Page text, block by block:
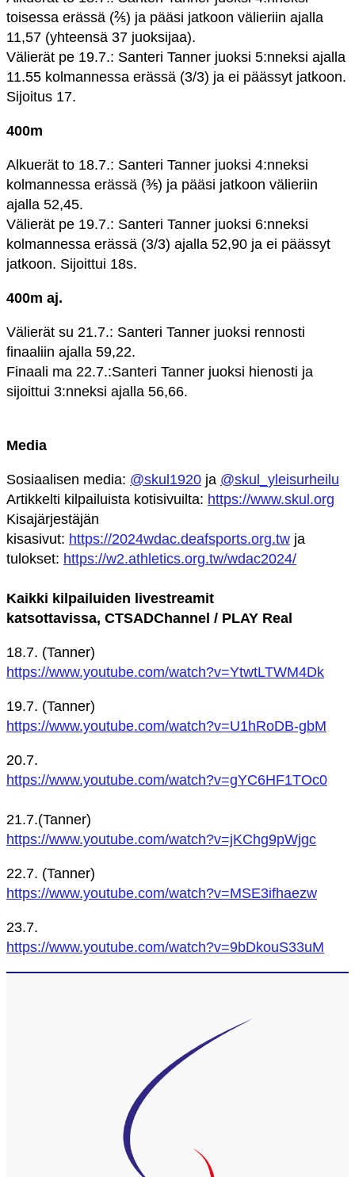
toisessa erässä (⅖) ja pääsi jatkoon välieriin ajalla
11,57 (yhteensä 37 juoksijaa).
Välierät pe 19.7.: Santeri Tanner juoksi 5:nneksi ajalla
11.55 kolmannessa erässä (3/3) ja ei päässyt jatkoon.
Sijoitus 17.
400m
Alkuerät to 18.7.: Santeri Tanner juoksi 4:nneksi
kolmannessa erässä (⅗) ja pääsi jatkoon välieriin
ajalla 52,45.
Välierät pe 19.7.: Santeri Tanner juoksi 6:nneksi
kolmannessa erässä (3/3) ajalla 52,90 ja ei päässyt
jatkoon. Sijoittui 18s.
400m aj.
Välierät su 21.7.: Santeri Tanner juoksi rennosti
finaaliin ajalla 59,22.
Finaali ma 22.7.:Santeri Tanner juoksi hienosti ja
sijoittui 3:nneksi ajalla 56,66.
Media
Sosiaalisen media: @skul1920 ja @skul_yleisurheilu
Artikkelti kilpailuista kotisivuilta: https://www.skul.org
Kisajärjestäjän
kisasivut: https://2024wdac.deafsports.org.tw ja
tulokset: https://w2.athletics.org.tw/wdac2024/
Kaikki kilpailuiden livestreamit
katsottavissa, CTSADChannel / PLAY Real
18.7. (Tanner)
https://www.youtube.com/watch?v=YtwtLTWM4Dk
19.7. (Tanner)
https://www.youtube.com/watch?v=U1hRoDB-gbM
20.7.
https://www.youtube.com/watch?v=gYC6HF1TOc0
21.7.(Tanner)
https://www.youtube.com/watch?v=jKChg9pWjgc
22.7. (Tanner)
https://www.youtube.com/watch?v=MSE3ifhaezw
23.7.
https://www.youtube.com/watch?v=9bDkouS33uM